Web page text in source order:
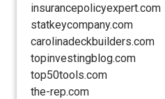
insurancepolicyexpert.com
statkeycompany.com
carolinadeckbuilders.com
topinvestingblog.com
top50tools.com
the-rep.com